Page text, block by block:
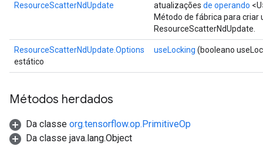
ResourceScatterNdUpdate
atualizações de operando
Método de fábrica para criar
ResourceScatterNdUpdate.
ResourceScatterNdUpdate.Options
estático
useLocking (booleano
Métodos herdados
Da classe org.tensorflow.op.PrimitiveOp
Da classe java.lang.Object